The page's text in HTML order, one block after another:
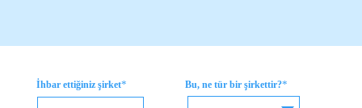
İhbar ettiğiniz şirket* Bu, ne tür bir şirkettir?*